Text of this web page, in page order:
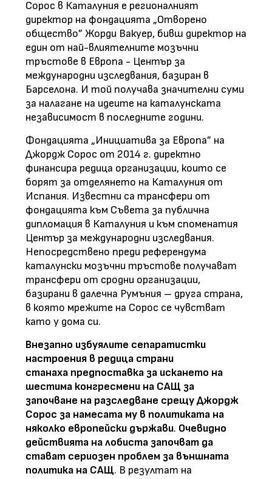
Сорос в Каталуния е регионалният
директор на фондацията „Отворено
общество” Жорди Вакуер, бивш директор на
един от най-влиятелните мозъчни
тръстове в Европа - Център за
международни изследвания, базиран в
Барселона. И той получава значителни суми
за налагане на идеите на каталунската
независимост в последните години.
Фондацията „Инициатива за Европа” на
Джордж Сорос от 2014 г. директно
финансира редица организации, които се
борят за отделянето на Каталуния от
Испания. Известни са трансфери от
фондацията към Съвета за публична
дипломация в Каталуния и към споменатия
Център за международни изследвания.
Непосредствено преди референдума
каталунски мозъчни тръстове получават
трансфери от сродни организации,
базирани в далечна Румъния – друга страна,
в която мрежите на Сорос се чувстват
като у дома си.
Внезапно избуялите сепаратистки
настроения в редица страни
станахапредпоставка за искането на
шестима конгресмени на САЩ за
започване на разследване срещу Джордж
Сорос за намесата му в политиката на
няколко европейски държави. Очевидно
действията на лобиста започват да
стават сериозен проблем за външната
политика на САЩ. В резултат на